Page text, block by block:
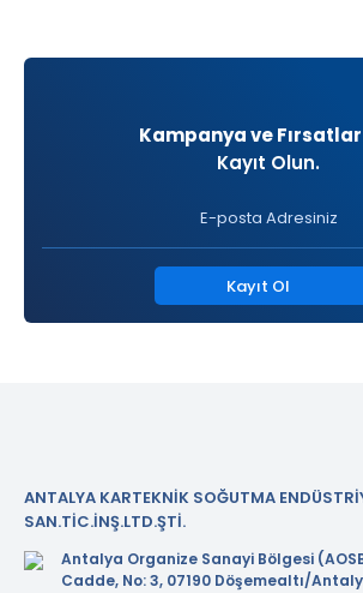
Kampanya ve
Kayıt Olun.
Kayıt Ol
ANTALYA KARTEKNİK SOĞUTMA
SAN.TİC.İNŞ.LTD.ŞTİ.
Antalya Organize Sanayi Bölgesi
Cadde, No: 3, 07190 Döşemealtı/